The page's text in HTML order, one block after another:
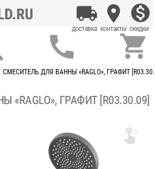
 
СМЕСИТЕЛЬ ДЛЯ ВАННЫ «RAGLO», ГРАФИТ
ГРАФИТ [R03.30.09]
